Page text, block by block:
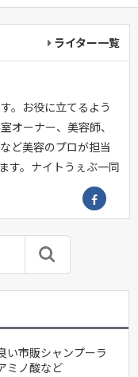
ライター一覧
。お役に立てるよう
オーナー、美容師、
ど美容のプロが担当
す。ナイトうぇぶ一同
い市販シャンプーラ
ミノ酸など